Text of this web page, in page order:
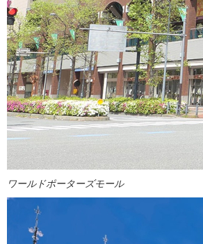
ワールドポーターズモール